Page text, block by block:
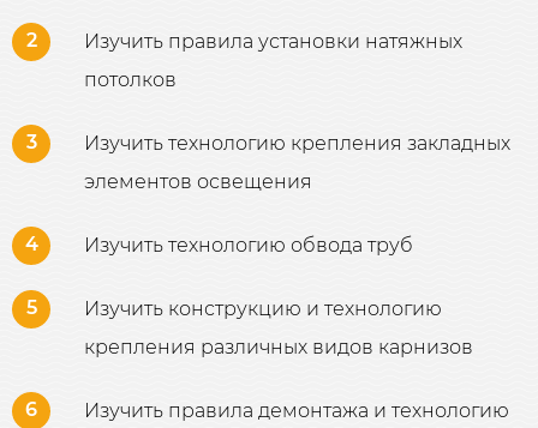
2
Изучить правила установки натяжных
потолков
3
Изучить технологию крепления закладных
элементов освещения
4 Изучить технологию обвода труб
5
Изучить конструкцию и технологию
крепления различных видов карнизов
6
Изучить правила демонтажа и технологию